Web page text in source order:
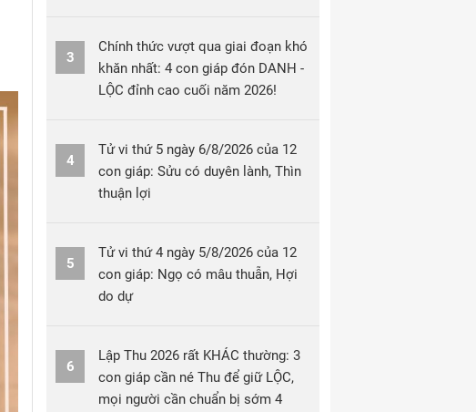
3
Chính thức vượt qua giai đoạn khó
khăn nhất: 4 con giáp đón DANH -
LỘC đỉnh cao cuối năm 2026!
4
Tử vi thứ 5 ngày 6/8/2026 của 12
con giáp: Sửu có duyên lành, Thìn
thuận lợi
5
Tử vi thứ 4 ngày 5/8/2026 của 12
con giáp: Ngọ có mâu thuẫn, Hợi
do dự
6
Lập Thu 2026 rất KHÁC thường: 3
con giáp cần né Thu để giữ LỘC,
mọi người cần chuẩn bị sớm 4